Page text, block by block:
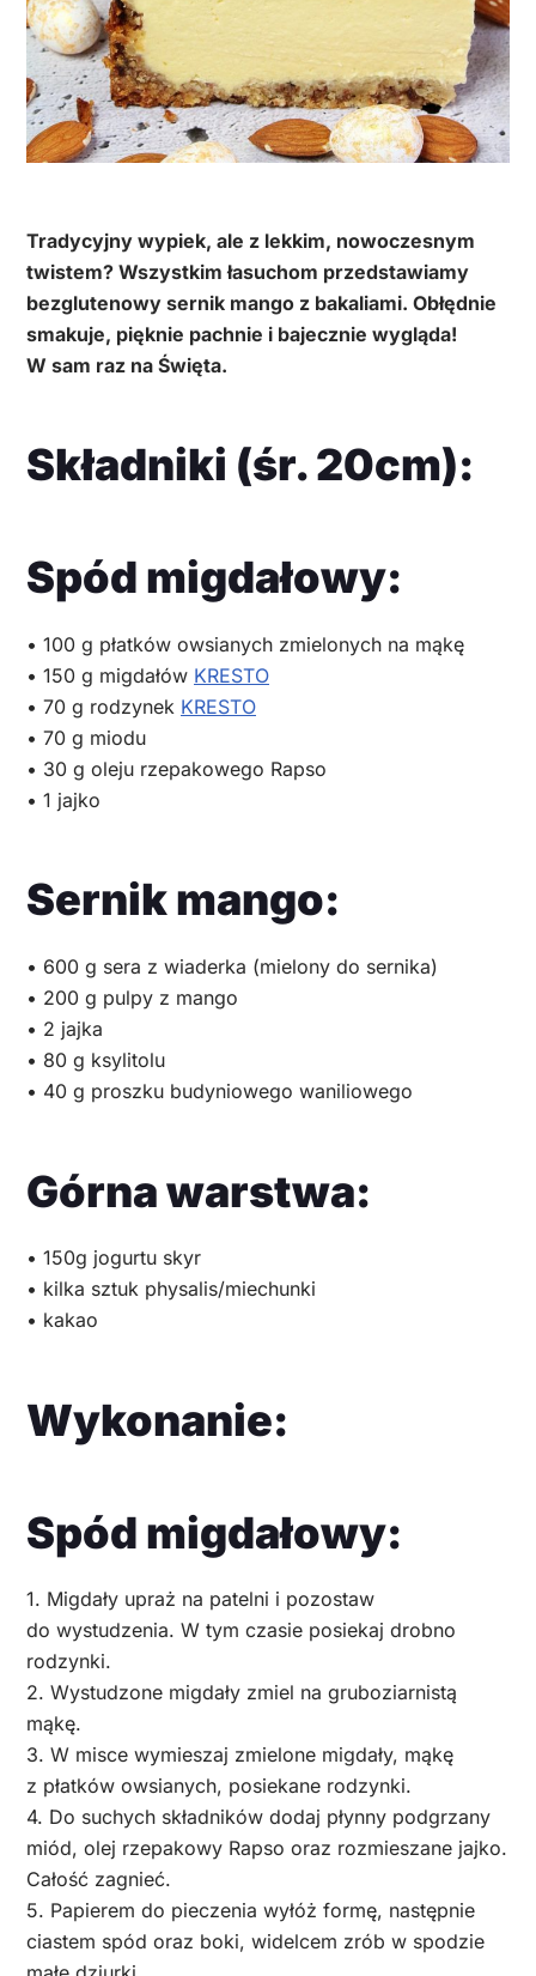
Tradycyjny wypiek, ale z lekkim, nowoczesnym
twistem? Wszystkim łasuchom przedstawiamy
bezglutenowy sernik mango z bakaliami. Obłędnie
smakuje, pięknie pachnie i bajecznie wygląda!
W sam raz na Święta.
Składniki (śr. 20cm):
Spód migdałowy:
• 100 g płatków owsianych zmielonych na mąkę
• 150 g migdałów KRESTO
• 70 g rodzynek KRESTO
• 70 g miodu
• 30 g oleju rzepakowego Rapso
• 1 jajko
Sernik mango:
• 600 g sera z wiaderka (mielony do sernika)
• 200 g pulpy z mango
• 2 jajka
• 80 g ksylitolu
• 40 g proszku budyniowego waniliowego
Górna warstwa:
• 150g jogurtu skyr
• kilka sztuk physalis/miechunki
• kakao
Wykonanie:
Spód migdałowy:
1. Migdały upraż na patelni i pozostaw
do wystudzenia. W tym czasie posiekaj drobno
rodzynki.
2. Wystudzone migdały zmiel na gruboziarnistą
mąkę.
3. W misce wymieszaj zmielone migdały, mąkę
z płatków owsianych, posiekane rodzynki.
4. Do suchych składników dodaj płynny podgrzany
miód, olej rzepakowy Rapso oraz rozmieszane jajko.
Całość zagnieć.
5. Papierem do pieczenia wyłóż formę, następnie
ciastem spód oraz boki, widelcem zrób w spodzie